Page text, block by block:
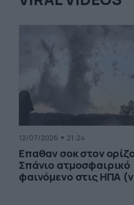
12/07/2026 21:24
Επαθαν σοκ στον
Σπάνιο ατμοσφαιρικό
φαινόμενο στις ΗΠΑ